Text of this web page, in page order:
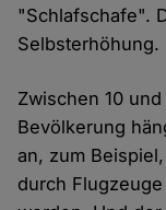
"Schlafschafe".
Selbsterhöhung.
Zwischen 10
Bevölkerung
an, zum
durch